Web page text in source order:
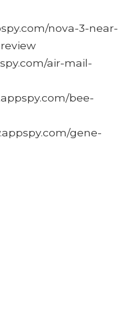
nova-3-near-
air-mail-
bee-
gene-